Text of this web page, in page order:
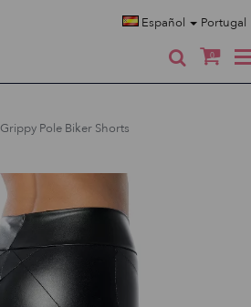
Español Portugal
0
Grippy Pole Biker Shorts